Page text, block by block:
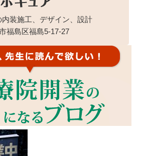
装施工、デザイン、設計
福島区福島5-17-27